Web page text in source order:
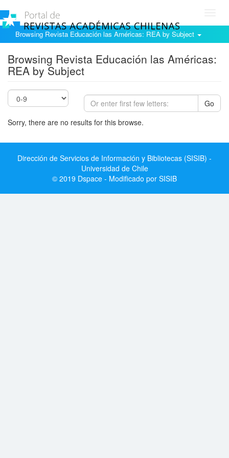
Browsing Revista Educación las Américas: REA by Subject
Browsing Revista Educación las Américas:
REA by Subject
Go
Sorry, there are no results for this browse.
Dirección de Servicios de Información y Bibliotecas (SISIB) -
Universidad de Chile
© 2019 Dspace - Modificado por SISIB